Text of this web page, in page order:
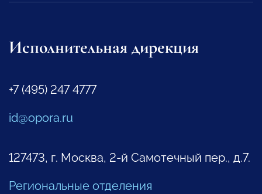
Исполнительная дирекция
+7 (495) 247 4777
id@opora.ru
127473, г. Москва, 2-й Самотечный пер., д.7.
Региональные отделения